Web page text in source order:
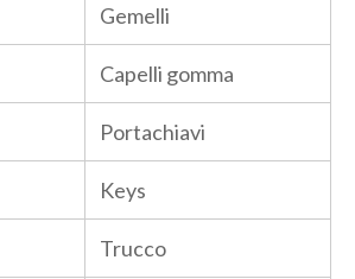
Gemelli
Capelli gomma
Portachiavi
Keys
Trucco